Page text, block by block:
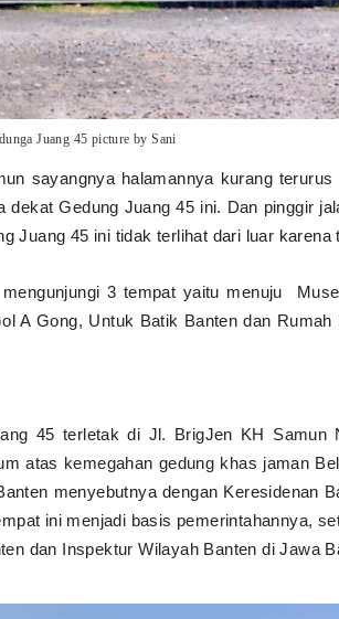
Juang 45 picture by Sani
sayangnya halamannya kurang
Gedung Juang 45 ini. Dan pinggir
Juang 45 ini tidak terlihat dari luar karena
3 tempat yaitu menuju
A Gong, Untuk Batik Banten dan
45 terletak di Jl. BrigJen KH Samun
atas kemegahan gedung khas jaman
menyebutnya dengan Keresidenan
ini menjadi basis pemerintahannya,
dan Inspektur Wilayah Banten di Jawa